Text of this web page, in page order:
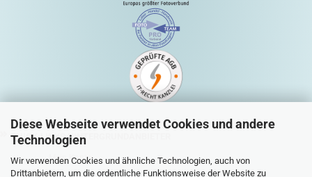
Diese Webseite verwendet Cookies und andere
Technologien
Wir verwenden Cookies und ähnliche Technologien, auch von
Drittanbietern, um die ordentliche Funktionsweise der Website zu
QUICK-LINKS HINTERGRUNDANBIETER
Mein Konto